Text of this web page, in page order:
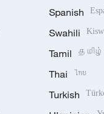
Spanish
Swahili
Tamil தமிழ்
Thai ไทย
Turkish